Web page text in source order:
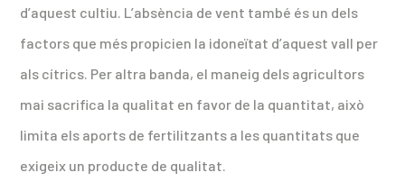
d’aquest cultiu. L’absència de vent també és un dels
factors que més propicien la idoneïtat d’aquest vall per
als cítrics. Per altra banda, el maneig dels agricultors
mai sacrifica la qualitat en favor de la quantitat, això
limita els aports de fertilitzants a les quantitats que
exigeix un producte de qualitat.